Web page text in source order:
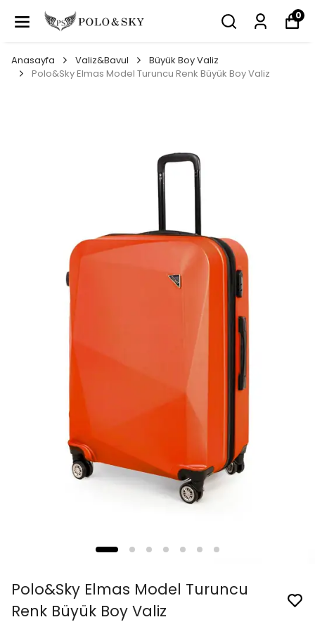
0
Anasayfa Valiz&Bavul
Büyük Boy Valiz
Polo&Sky Elmas Model Turuncu Renk Büyük Boy Valiz
Polo&Sky Elmas Model Turuncu
Renk Büyük Boy Valiz